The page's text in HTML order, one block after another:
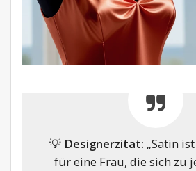
💡 Designerzitat: „Satin
für eine Frau, die sich zu